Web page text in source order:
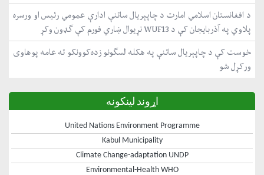
د افغانستان اسلامي امارت د چاپېریال ساتنې ادارې عمومي رئیس او ورسره
پلاوي په آذربایجان کې د WUF13 نړیوال ښاري فورم کې ګډون وکړ
خوست کې د چاپېریال ساتنې په هکله لسګونو زده‌کوونکو ته عامه پوهاوی
ورکړل شو
اړوند لینکونه
United Nations Environment Programme
Kabul Municipality
Climate Change-adaptation UNDP
Environmental-Health WHO